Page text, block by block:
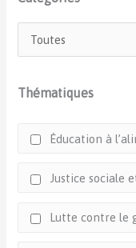
Thématiques
Éducation à
Justice sociale
Lutte contre le